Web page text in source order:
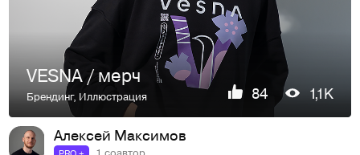
VESNA / мерч
Брендинг, Иллюстрация 84 1,1K
Алексей Максимов